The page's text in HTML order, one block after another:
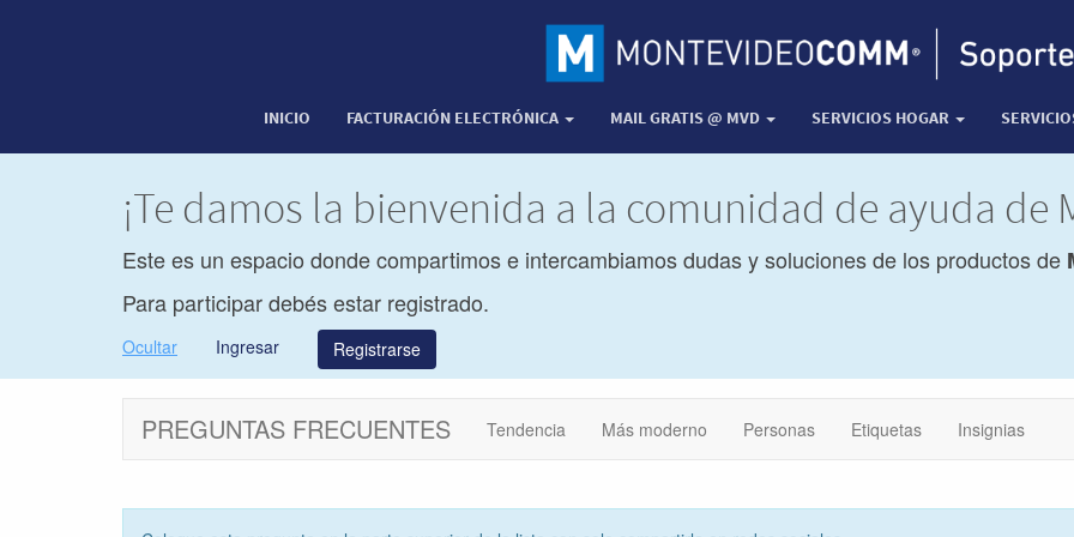
INICIO FACTURACIÓN ELECTRÓNICA MAIL GRATIS @ MVD SERVICIOS HOGAR
¡Te damos la bienvenida a la comunidad de ayuda de
Este es un espacio donde compartimos e intercambiamos dudas y soluciones de los productos de
Para participar debés estar registrado.
Ocultar Ingresar Registrarse
PREGUNTAS FRECUENTES Tendencia Más moderno Personas Etiquetas Insignias